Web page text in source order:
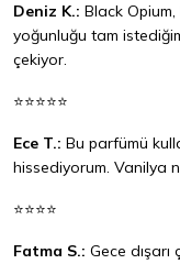
Deniz K.: Black Opium,
yoğunluğu tam
çekiyor.
⭐⭐⭐⭐⭐
Ece T.: Bu parfümü
hissediyorum. Vanilya
⭐⭐⭐⭐
Fatma S.: Gece